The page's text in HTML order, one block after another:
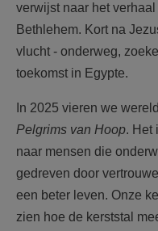
verwijst naar het
Bethlehem. Kort na
vlucht - onderweg,
toekomst in Egypte.
In 2025 vieren we
Pelgrims van Hoop. Het
naar mensen die
gedreven door
een beter leven. Onze
zien hoe de kerststal